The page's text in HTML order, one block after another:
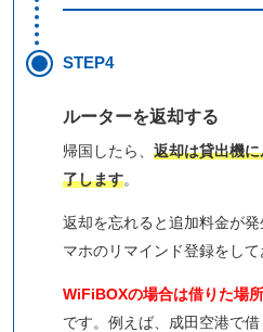
STEP4
ルーターを返却する
帰国したら、 返却は貸出機
了します。
返却を忘れると追加料金が
マホのリマインド登録をして
WiFiBOXの場合は借りた場
です。例えば、成田空港で